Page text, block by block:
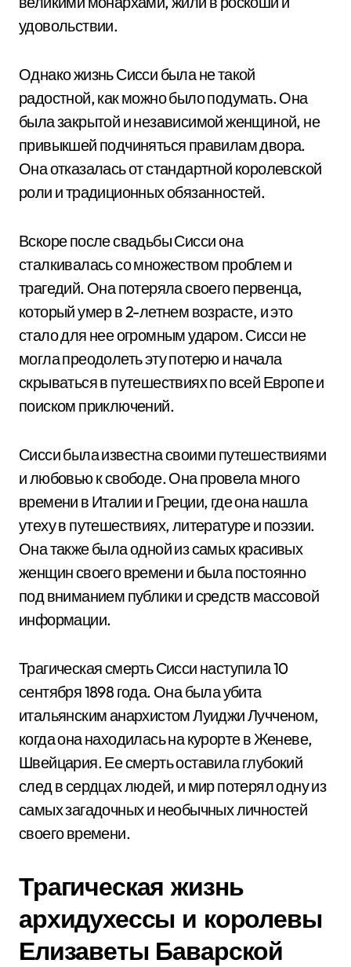
удовольствии.
Однако жизнь Сисси была не такой
радостной, как можно было подумать. Она
была закрытой и независимой женщиной, не
привыкшей подчиняться правилам двора.
Она отказалась от стандартной королевской
роли и традиционных обязанностей.
Вскоре после свадьбы Сисси она
сталкивалась со множеством проблем и
трагедий. Она потеряла своего первенца,
который умер в 2-летнем возрасте, и это
стало для нее огромным ударом. Сисси не
могла преодолеть эту потерю и начала
скрываться в путешествиях по всей Европе и
поиском приключений.
Сисси была известна своими путешествиями
и любовью к свободе. Она провела много
времени в Италии и Греции, где она нашла
утеху в путешествиях, литературе и поэзии.
Она также была одной из самых красивых
женщин своего времени и была постоянно
под вниманием публики и средств массовой
информации.
Трагическая смерть Сисси наступила 10
сентября 1898 года. Она была убита
итальянским анархистом Луиджи Лучченом,
когда она находилась на курорте в Женеве,
Швейцария. Ее смерть оставила глубокий
след в сердцах людей, и мир потерял одну из
самых загадочных и необычных личностей
своего времени.
Трагическая жизнь
архидухессы и королевы
Елизаветы Баварской